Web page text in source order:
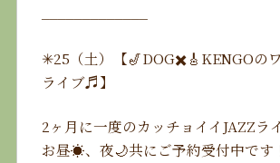
✳︎25（土）【🎷DOG✖️🎸KENGOの
ライブ♬】
2ヶ月に一度のカッチョイイJAZZラ
お昼☀️、夜🌙共にご予約受付中です